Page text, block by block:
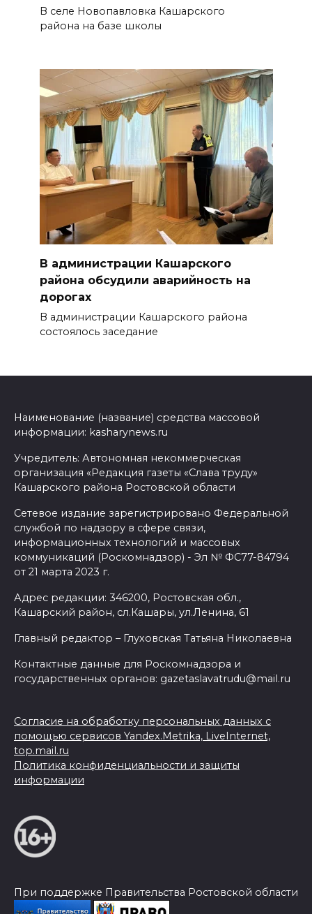
В селе Новопавловка Кашарского
района на базе школы
В администрации Кашарского
района обсудили аварийность на
дорогах
В администрации Кашарского района
состоялось заседание
Наименование (название) средства массовой
информации: kasharynews.ru
Учредитель: Автономная некоммерческая
организация «Редакция газеты «Слава труду»
Кашарского района Ростовской области
Сетевое издание зарегистрировано Федеральной
службой по надзору в сфере связи,
информационных технологий и массовых
коммуникаций (Роскомнадзор) - Эл № ФС77-84794
от 21 марта 2023 г.
Адрес редакции: 346200, Ростовская обл.,
Кашарский район, сл.Кашары, ул.Ленина, 61
Главный редактор – Глуховская Татьяна Николаевна
Контактные данные для Роскомнадзора и
государственных органов: gazetaslavatrudu@mail.ru
Согласие на обработку персональных данных с
помощью сервисов Yandex.Metrika, LiveInternet,
top.mail.ru
Политика конфиденциальности и защиты
информации
При поддержке Правительства Ростовской области